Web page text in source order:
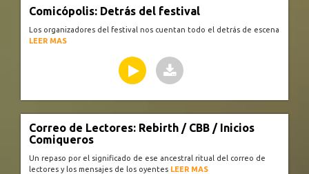
Comicópolis: Detrás del festival
Los organizadores del festival nos cuentan todo el detrás de escena
LEER MAS
Correo de Lectores: Rebirth / CBB / Inicios
Comiqueros
Un repaso por el significado de ese ancestral ritual del correo de
lectores y los mensajes de los oyentes LEER MAS